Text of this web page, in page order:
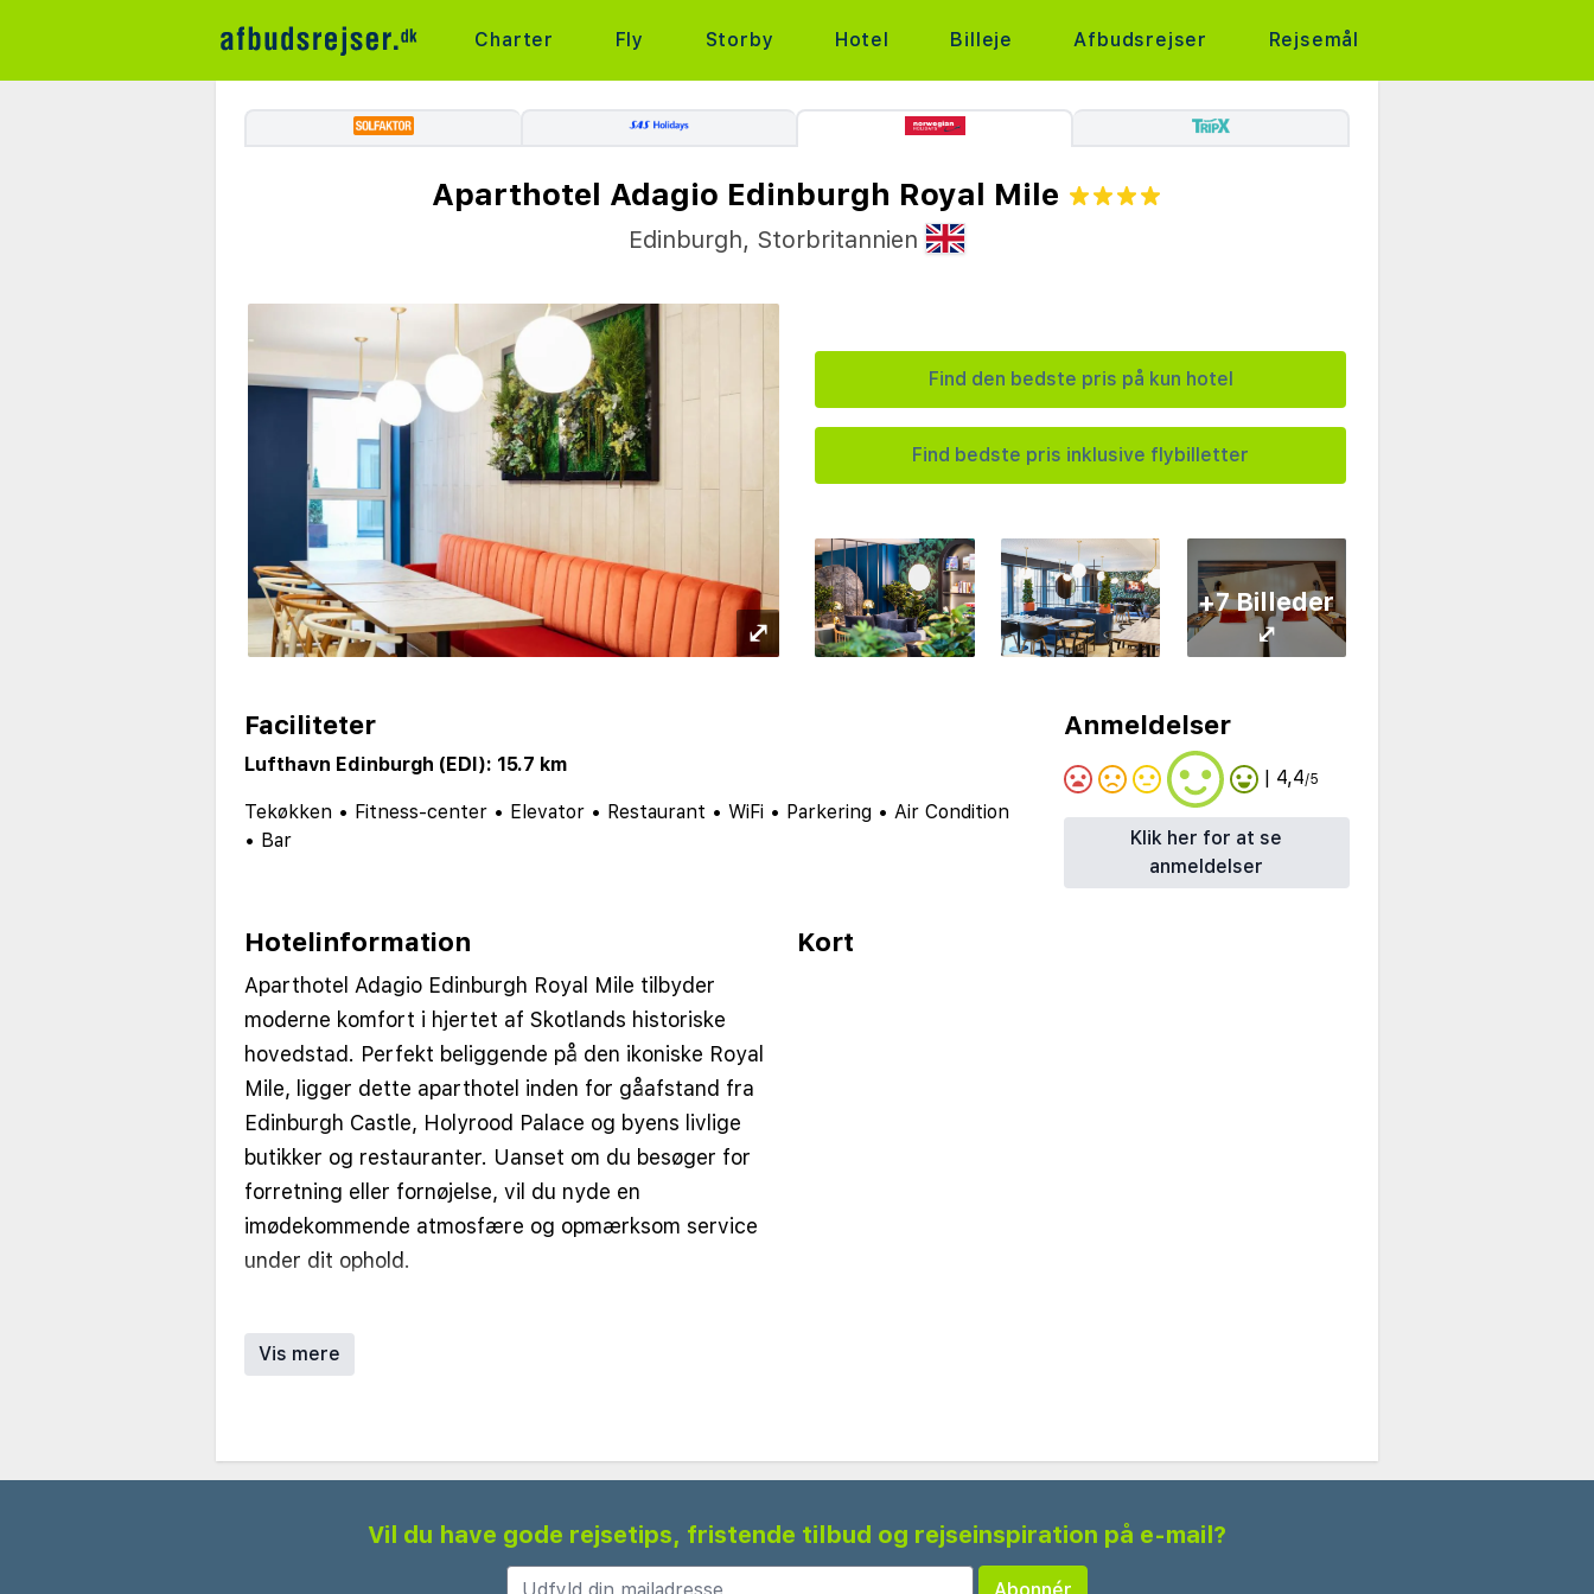
Charter Fly Storby Hotel Billeje Afbudsrejser Rejsemål
Aparthotel Adagio Edinburgh Royal Mile
Edinburgh, Storbritannien
⤢
Find den bedste pris på kun hotel
Find bedste pris inklusive flybilletter
+7 Billeder
⤢
Faciliteter
Lufthavn Edinburgh (EDI): 15.7 km
Tekøkken • Fitness-center • Elevator • Restaurant • WiFi • Parkering • Air Condition
• Bar
Anmeldelser
| 4,4/5
Klik her for at se
anmeldelser
Hotelinformation
Aparthotel Adagio Edinburgh Royal Mile tilbyder
moderne komfort i hjertet af Skotlands historiske
hovedstad. Perfekt beliggende på den ikoniske Royal
Mile, ligger dette aparthotel inden for gåafstand fra
Edinburgh Castle, Holyrood Palace og byens livlige
butikker og restauranter. Uanset om du besøger for
forretning eller fornøjelse, vil du nyde en
imødekommende atmosfære og opmærksom service
under dit ophold.
lejligheder med et soveværelse, hver designet med
moderne indretning og praktiske faciliteter. Alle
badeværelse, hvilket gør dem ideelle til både korte og
længere ophold. Store vinduer giver masser af
naturligt lys, og nogle værelser tilbyder charmerende
Vis mere
Kort
Vil du have gode rejsetips, fristende tilbud og rejseinspiration på e-mail?